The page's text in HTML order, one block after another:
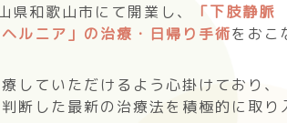
和歌山市にて開業し、
「下肢静脈
ルニア」の治療・日帰り手術をおこ
していただけるよう心掛けており、
断した最新の治療法を積極的に取り